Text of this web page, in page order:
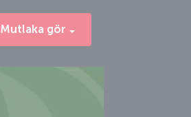
Mutlaka gör